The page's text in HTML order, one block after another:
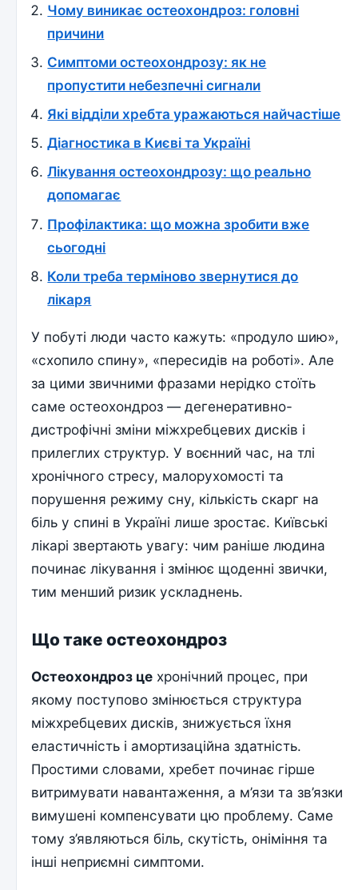
Чому виникає остеохондроз: головні
причини
Симптоми остеохондрозу: як не
пропустити небезпечні сигнали
Які відділи хребта уражаються найчастіше
Діагностика в Києві та Україні
Лікування остеохондрозу: що реально
допомагає
Профілактика: що можна зробити вже
сьогодні
Коли треба терміново звернутися до
лікаря
У побуті люди часто кажуть: «продуло шию»,
«схопило спину», «пересидів на роботі». Але
за цими звичними фразами нерідко стоїть
саме остеохондроз — дегенеративно-
дистрофічні зміни міжхребцевих дисків і
прилеглих структур. У воєнний час, на тлі
хронічного стресу, малорухомості та
порушення режиму сну, кількість скарг на
біль у спині в Україні лише зростає. Київські
лікарі звертають увагу: чим раніше людина
починає лікування і змінює щоденні звички,
тим менший ризик ускладнень.
Що таке остеохондроз
Остеохондроз це хронічний процес, при
якому поступово змінюється структура
міжхребцевих дисків, знижується їхня
еластичність і амортизаційна здатність.
Простими словами, хребет починає гірше
витримувати навантаження, а м’язи та зв’язки
вимушені компенсувати цю проблему. Саме
тому з’являються біль, скутість, оніміння та
інші неприємні симптоми.